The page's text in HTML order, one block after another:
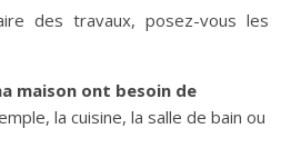
des travaux, posez-vous les
maison ont besoin de
la cuisine, la salle de bain ou